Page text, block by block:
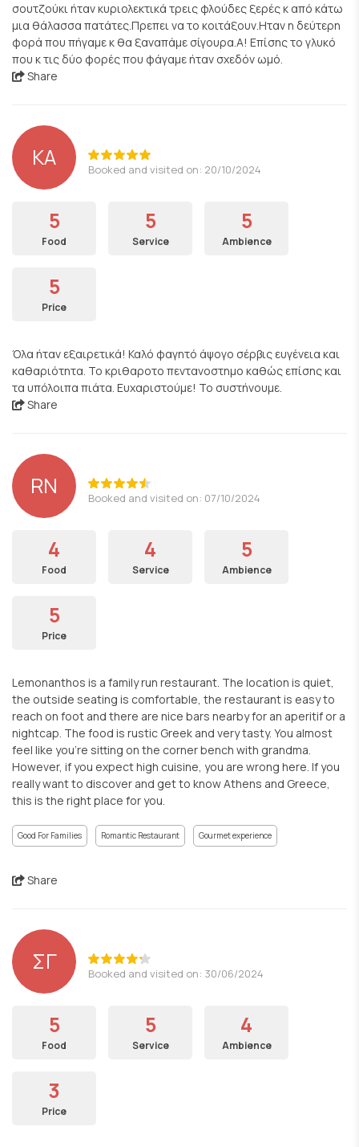
σουτζούκι ήταν κυριολεκτικά τρεις φλούδες ξερές κ από κάτω
μια θάλασσα πατάτες.Πρεπει να το κοιτάξουν.Ηταν η δεύτερη
φορά που πήγαμε κ θα ξαναπάμε σίγουρα.Α! Επίσης το γλυκό
που κ τις δύο φορές που φάγαμε ήταν σχεδόν ωμό.
Share
ΚΑ Booked and visited on: 20/10/2024
5
Food
5
Service
5
Ambience
5
Price
Όλα ήταν εξαιρετικά! Καλό φαγητό άψογο σέρβις ευγένεια και
καθαριότητα. Το κριθαροτο πεντανοστημο καθώς επίσης και
τα υπόλοιπα πιάτα. Ευχαριστούμε! Το συστήνουμε.
Share
RN Booked and visited on: 07/10/2024
4
Food
4
Service
5
Ambience
5
Price
Lemonanthos is a family run restaurant. The location is quiet,
the outside seating is comfortable, the restaurant is easy to
reach on foot and there are nice bars nearby for an aperitif or a
nightcap. The food is rustic Greek and very tasty. You almost
feel like you're sitting on the corner bench with grandma.
However, if you expect high cuisine, you are wrong here. If you
really want to discover and get to know Athens and Greece,
this is the right place for you.
Good For Families Romantic Restaurant Gourmet experience
Share
ΣΓ Booked and visited on: 30/06/2024
5
Food
5
Service
4
Ambience
3
Price